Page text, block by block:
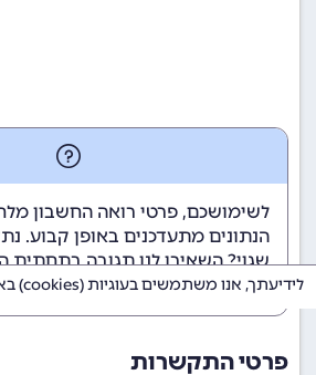
לשימושכם, פרטי רואה החשבון
הנתונים מתעדכנים באופן קבוע.
שגוי? השאירו לנו תגובה בתחתית
לטפל בבעיה בהקדם.
פרטי התקשרות
לידיעתך, אנו משתמשים בעוגיות (cookies) באתר זה.